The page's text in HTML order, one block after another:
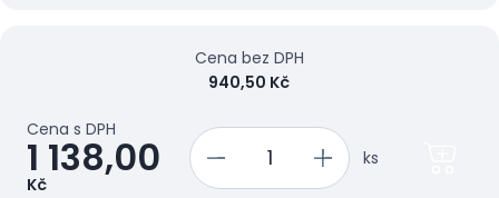
Cena s DPH
1 138,00
Kč
Cena bez DPH
940,50 Kč
ks